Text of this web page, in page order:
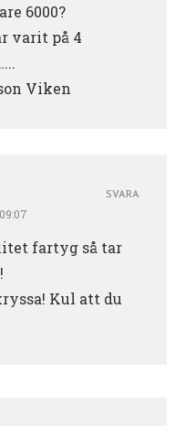
6000?
varit på 4
Viken
fartyg så tar
Kul att du
SVARA